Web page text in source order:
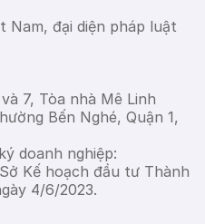
Nam, đại diện pháp luật
7, Tòa nhà Mê Linh
Bến Nghé, Quận 1,
doanh nghiệp:
Kế hoạch đầu tư Thành
4/6/2023.